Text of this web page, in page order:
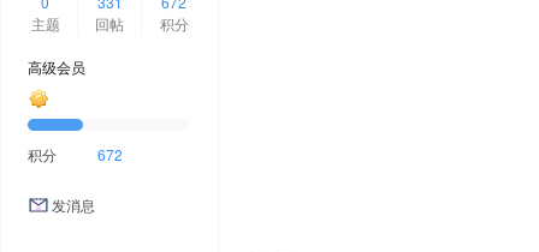
主题
回帖
积分
高级会员
积分 672
发消息